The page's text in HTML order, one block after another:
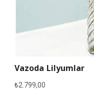
Vazoda Lilyumlar
₺2.799,00